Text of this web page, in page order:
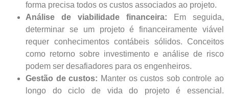
forma precisa todos os custos associados ao projeto.
Análise de viabilidade financeira: Em seguida,
determinar se um projeto é financeiramente viável
requer conhecimentos contábeis sólidos. Conceitos
como retorno sobre investimento e análise de risco
podem ser desafiadores para os engenheiros.
Gestão de custos: Manter os custos sob controle ao
longo do ciclo de vida do projeto é essencial.